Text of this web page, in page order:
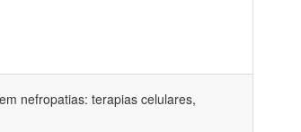
nefropatias: terapias celulares,